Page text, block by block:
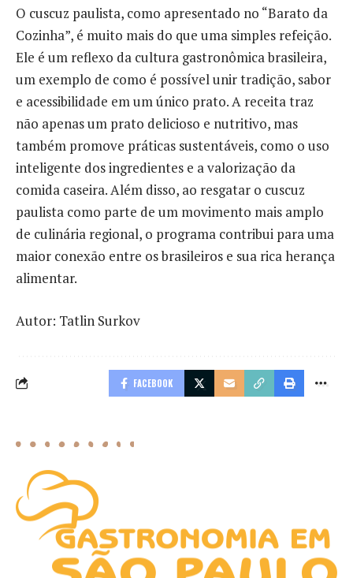
O cuscuz paulista, como apresentado no “Barato da
Cozinha”, é muito mais do que uma simples refeição.
Ele é um reflexo da cultura gastronômica brasileira,
um exemplo de como é possível unir tradição, sabor
e acessibilidade em um único prato. A receita traz
não apenas um prato delicioso e nutritivo, mas
também promove práticas sustentáveis, como o uso
inteligente dos ingredientes e a valorização da
comida caseira. Além disso, ao resgatar o cuscuz
paulista como parte de um movimento mais amplo
de culinária regional, o programa contribui para uma
maior conexão entre os brasileiros e sua rica herança
alimentar.
Autor: Tatlin Surkov
FACEBOOK